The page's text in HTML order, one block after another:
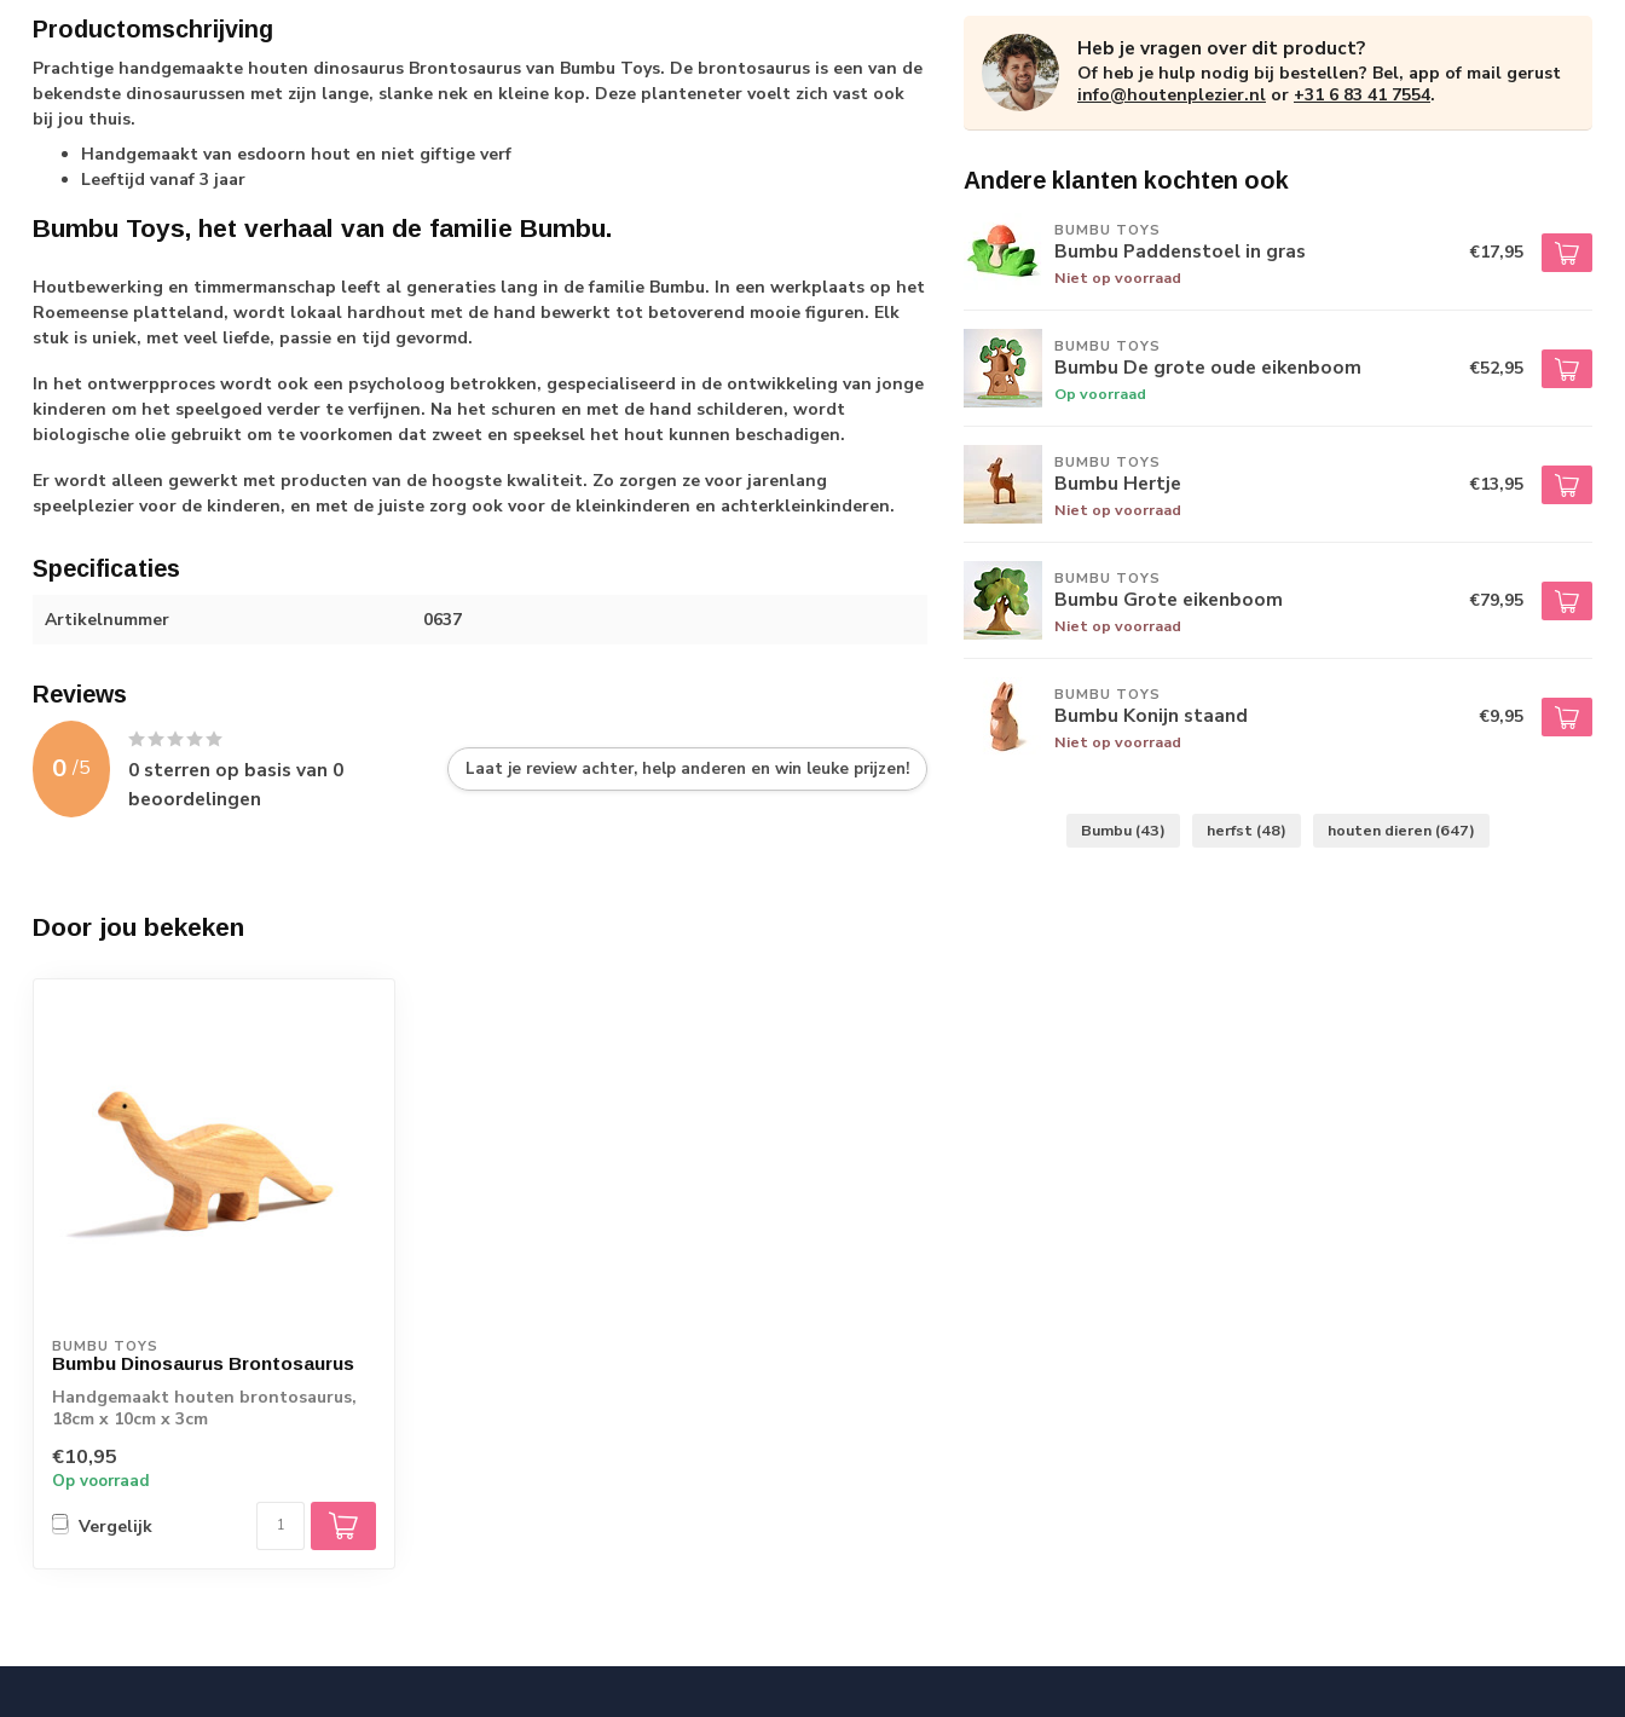
Productomschrijving
Prachtige handgemaakte houten dinosaurus Brontosaurus van Bumbu Toys. De brontosaurus is een van de
bekendste dinosaurussen met zijn lange, slanke nek en kleine kop. Deze planteneter voelt zich vast ook
bij jou thuis.
Handgemaakt van esdoorn hout en niet giftige verf
Leeftijd vanaf 3 jaar
Bumbu Toys, het verhaal van de familie Bumbu.
Houtbewerking en timmermanschap leeft al generaties lang in de familie Bumbu. In een werkplaats op het
Roemeense platteland, wordt lokaal hardhout met de hand bewerkt tot betoverend mooie figuren. Elk
stuk is uniek, met veel liefde, passie en tijd gevormd.
In het ontwerpproces wordt ook een psycholoog betrokken, gespecialiseerd in de ontwikkeling van jonge
kinderen om het speelgoed verder te verfijnen. Na het schuren en met de hand schilderen, wordt
biologische olie gebruikt om te voorkomen dat zweet en speeksel het hout kunnen beschadigen.
Er wordt alleen gewerkt met producten van de hoogste kwaliteit. Zo zorgen ze voor jarenlang
speelplezier voor de kinderen, en met de juiste zorg ook voor de kleinkinderen en achterkleinkinderen.
Specificaties
Artikelnummer 0637
Reviews
0 /5 0 sterren op basis van 0
beoordelingen
Laat je review achter, help anderen en win leuke prijzen!
Heb je vragen over dit product?
Of heb je hulp nodig bij bestellen? Bel, app of mail gerust
info@houtenplezier.nl or +31 6 83 41 7554.
Andere klanten kochten ook
BUMBU TOYS
Bumbu Paddenstoel in gras
Niet op voorraad
€17,95
BUMBU TOYS
Bumbu De grote oude eikenboom
Op voorraad
€52,95
BUMBU TOYS
Bumbu Hertje
Niet op voorraad
€13,95
BUMBU TOYS
Bumbu Grote eikenboom
Niet op voorraad
€79,95
BUMBU TOYS
Bumbu Konijn staand
Niet op voorraad
€9,95
Bumbu (43) herfst (48) houten dieren (647)
Door jou bekeken
BUMBU TOYS
Bumbu Dinosaurus Brontosaurus
Handgemaakt houten brontosaurus,
18cm x 10cm x 3cm
€10,95
Op voorraad
Vergelijk